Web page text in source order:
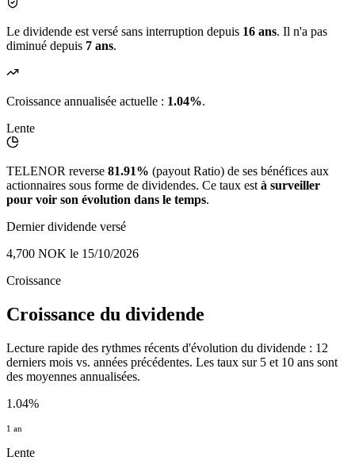
Le dividende est versé sans interruption depuis 16 ans. Il n'a pas
diminué depuis 7 ans.
Croissance annualisée actuelle : 1.04%.
Lente
TELENOR reverse 81.91% (payout Ratio) de ses bénéfices aux
actionnaires sous forme de dividendes. Ce taux est à surveiller
pour voir son évolution dans le temps.
Dernier dividende versé
4,700 NOK le 15/10/2026
Croissance
Croissance du dividende
Lecture rapide des rythmes récents d'évolution du dividende : 12
derniers mois vs. années précédentes. Les taux sur 5 et 10 ans sont
des moyennes annualisées.
1.04%
1 an
Lente